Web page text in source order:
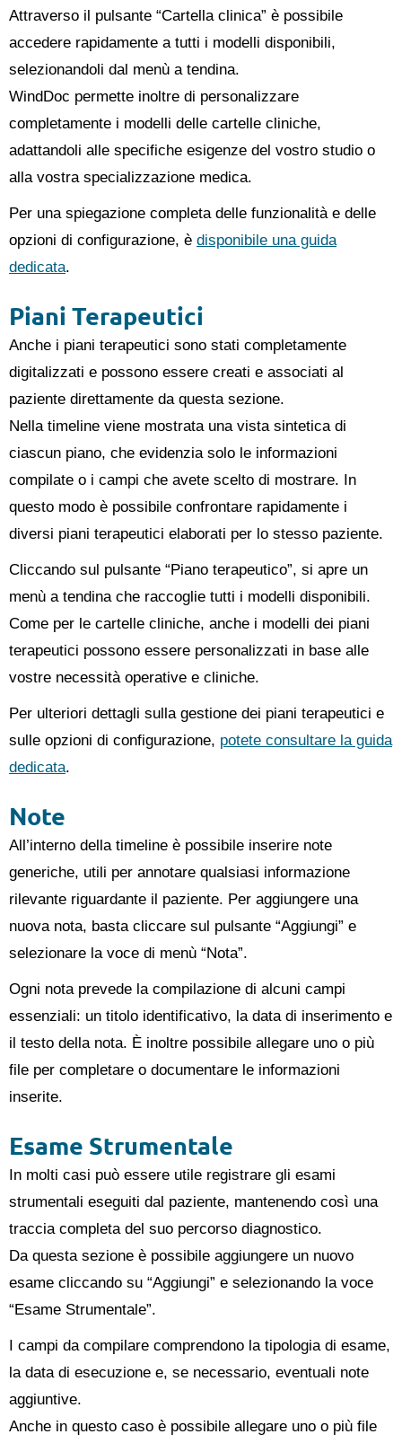
Attraverso il pulsante “Cartella clinica” è possibile
accedere rapidamente a tutti i modelli disponibili,
selezionandoli dal menù a tendina.
WindDoc permette inoltre di personalizzare
completamente i modelli delle cartelle cliniche,
adattandoli alle specifiche esigenze del vostro studio o
alla vostra specializzazione medica.
Per una spiegazione completa delle funzionalità e delle
opzioni di configurazione, è disponibile una guida
dedicata.
Piani Terapeutici
Anche i piani terapeutici sono stati completamente
digitalizzati e possono essere creati e associati al
paziente direttamente da questa sezione.
Nella timeline viene mostrata una vista sintetica di
ciascun piano, che evidenzia solo le informazioni
compilate o i campi che avete scelto di mostrare. In
questo modo è possibile confrontare rapidamente i
diversi piani terapeutici elaborati per lo stesso paziente.
Cliccando sul pulsante “Piano terapeutico”, si apre un
menù a tendina che raccoglie tutti i modelli disponibili.
Come per le cartelle cliniche, anche i modelli dei piani
terapeutici possono essere personalizzati in base alle
vostre necessità operative e cliniche.
Per ulteriori dettagli sulla gestione dei piani terapeutici e
sulle opzioni di configurazione, potete consultare la guida
dedicata.
Note
All’interno della timeline è possibile inserire note
generiche, utili per annotare qualsiasi informazione
rilevante riguardante il paziente. Per aggiungere una
nuova nota, basta cliccare sul pulsante “Aggiungi” e
selezionare la voce di menù “Nota”.
Ogni nota prevede la compilazione di alcuni campi
essenziali: un titolo identificativo, la data di inserimento e
il testo della nota. È inoltre possibile allegare uno o più
file per completare o documentare le informazioni
inserite.
Esame Strumentale
In molti casi può essere utile registrare gli esami
strumentali eseguiti dal paziente, mantenendo così una
traccia completa del suo percorso diagnostico.
Da questa sezione è possibile aggiungere un nuovo
esame cliccando su “Aggiungi” e selezionando la voce
“Esame Strumentale”.
I campi da compilare comprendono la tipologia di esame,
la data di esecuzione e, se necessario, eventuali note
aggiuntive.
Anche in questo caso è possibile allegare uno o più file